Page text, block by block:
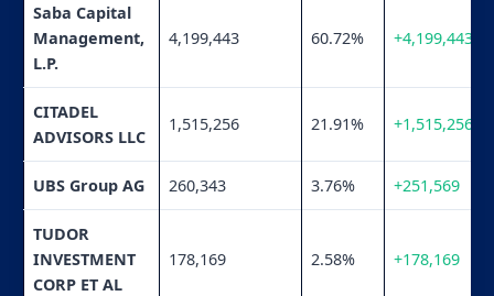
Saba Capital
Management,
L.P.
4,199,443 60.72% +4,199,443
CITADEL
ADVISORS LLC
1,515,256 21.91% +1,515,256
UBS Group AG 260,343 3.76% +251,569
TUDOR
INVESTMENT
CORP ET AL
178,169 2.58% +178,169